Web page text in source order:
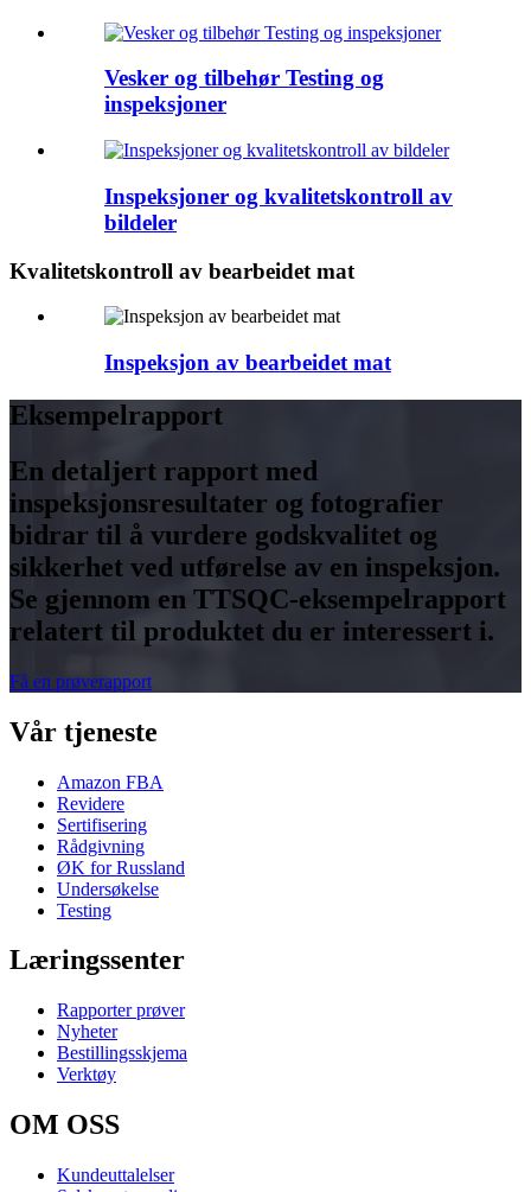
Vesker og tilbehør Testing og
inspeksjoner
Inspeksjoner og kvalitetskontroll av
bildeler
Kvalitetskontroll av bearbeidet mat
Inspeksjon av bearbeidet mat
Eksempelrapport
En detaljert rapport med
inspeksjonsresultater og fotografier
bidrar til å vurdere godskvalitet og
sikkerhet ved utførelse av en inspeksjon.
Se gjennom en TTSQC-eksempelrapport
relatert til produktet du er interessert i.
Få en prøverapport
Vår tjeneste
Amazon FBA
Revidere
Sertifisering
Rådgivning
ØK for Russland
Undersøkelse
Testing
Læringssenter
Rapporter prøver
Nyheter
Bestillingsskjema
Verktøy
OM OSS
Kundeuttalelser